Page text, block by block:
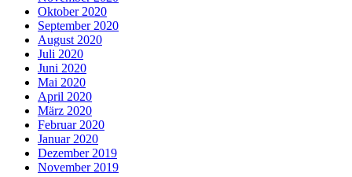
Oktober 2020
September 2020
August 2020
Juli 2020
Juni 2020
Mai 2020
April 2020
März 2020
Februar 2020
Januar 2020
Dezember 2019
November 2019